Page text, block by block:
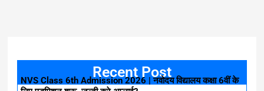
Recent Post
NVS Class 6th Admission 2026 | नवोदय विद्यालय कक्षा 6वीं के